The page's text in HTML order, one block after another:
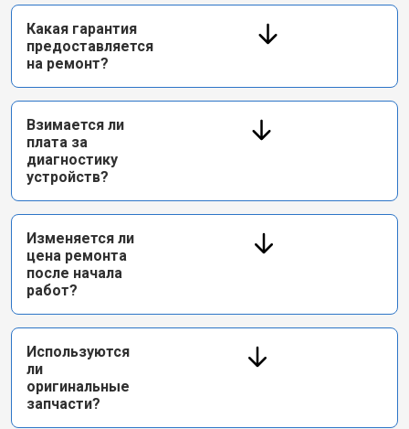
Какая гарантия
предоставляется
на ремонт?
Взимается ли
плата за
диагностику
устройств?
Изменяется ли
цена ремонта
после начала
работ?
Используются
ли
оригинальные
запчасти?